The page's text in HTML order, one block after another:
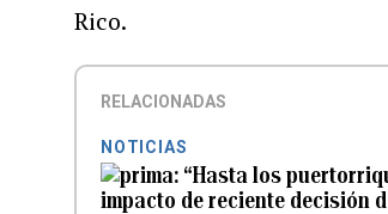
Rico.
RELACIONADAS
NOTICIAS
“Hasta los
impacto de reciente decisión